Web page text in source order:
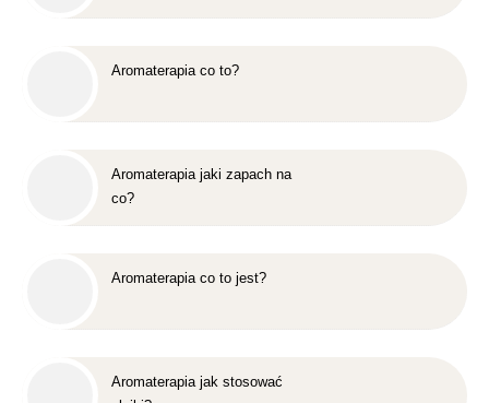
Aromaterapia co to?
Aromaterapia jaki zapach na
co?
Aromaterapia co to jest?
Aromaterapia jak stosować